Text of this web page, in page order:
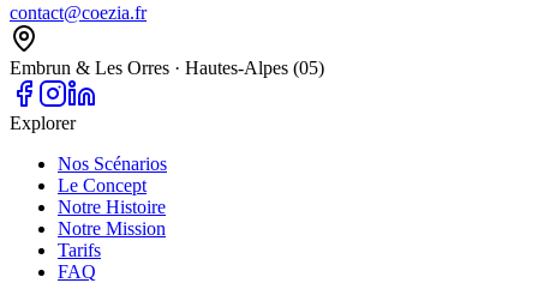
contact@coezia.fr
Embrun & Les Orres · Hautes-Alpes (05)
Explorer
Nos Scénarios
Le Concept
Notre Histoire
Notre Mission
Tarifs
FAQ